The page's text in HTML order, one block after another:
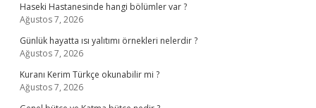
Haseki Hastanesinde hangi bölümler var ?
Ağustos 7, 2026
Günlük hayatta ısı yalıtımı örnekleri nelerdir ?
Ağustos 7, 2026
Kuranı Kerim Türkçe okunabilir mi ?
Ağustos 7, 2026